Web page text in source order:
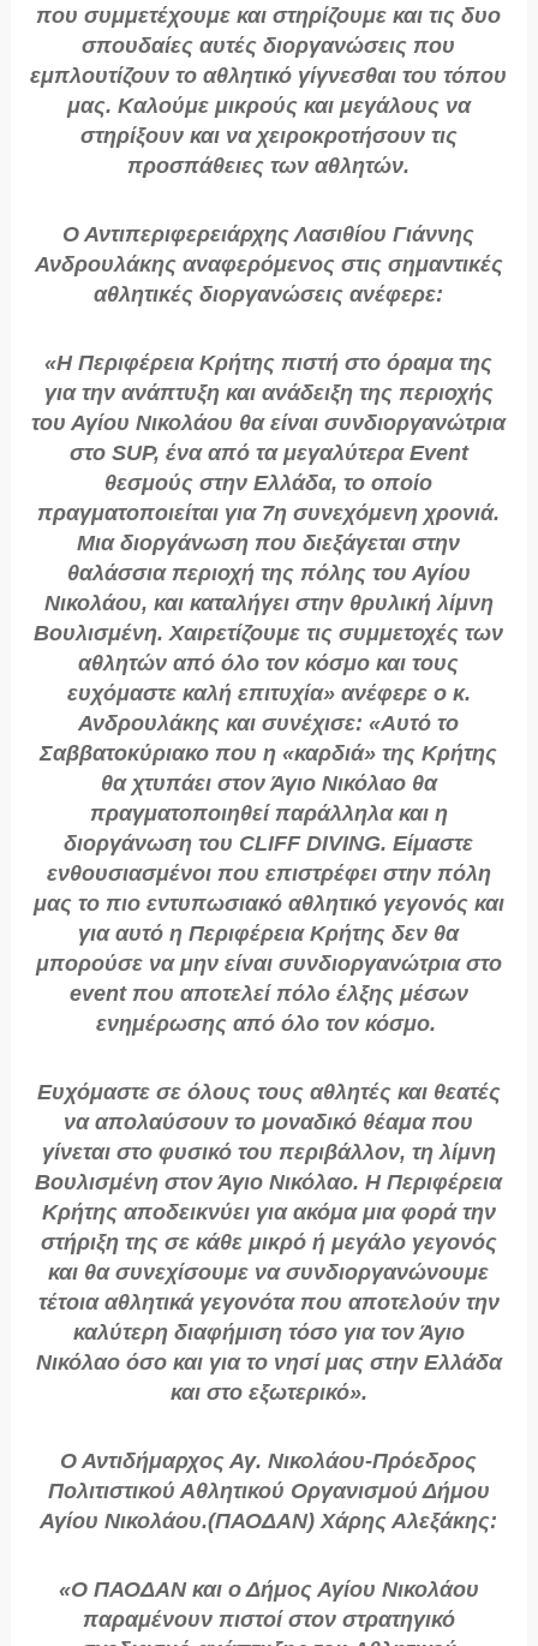
που συμμετέχουμε και στηρίζουμε και τις δυο
σπουδαίες αυτές διοργανώσεις που
εμπλουτίζουν το αθλητικό γίγνεσθαι του τόπου
μας. Καλούμε μικρούς και μεγάλους να
στηρίξουν και να χειροκροτήσουν τις
προσπάθειες των αθλητών.
Ο Αντιπεριφερειάρχης Λασιθίου Γιάννης
Ανδρουλάκης αναφερόμενος στις σημαντικές
αθλητικές διοργανώσεις ανέφερε:
«Η Περιφέρεια Κρήτης πιστή στο όραμα της
για την ανάπτυξη και ανάδειξη της περιοχής
του Αγίου Νικολάου θα είναι συνδιοργανώτρια
στο SUP, ένα από τα μεγαλύτερα Event
θεσμούς στην Ελλάδα, το οποίο
πραγματοποιείται για 7η συνεχόμενη χρονιά.
Μια διοργάνωση που διεξάγεται στην
θαλάσσια περιοχή της πόλης του Αγίου
Νικολάου, και καταλήγει στην θρυλική λίμνη
Βουλισμένη. Χαιρετίζουμε τις συμμετοχές των
αθλητών από όλο τον κόσμο και τους
ευχόμαστε καλή επιτυχία» ανέφερε ο κ.
Ανδρουλάκης και συνέχισε: «Αυτό το
Σαββατοκύριακο που η «καρδιά» της Κρήτης
θα χτυπάει στον Άγιο Νικόλαο θα
πραγματοποιηθεί παράλληλα και η
διοργάνωση του CLIFF DIVING. Είμαστε
ενθουσιασμένοι που επιστρέφει στην πόλη
μας το πιο εντυπωσιακό αθλητικό γεγονός και
για αυτό η Περιφέρεια Κρήτης δεν θα
μπορούσε να μην είναι συνδιοργανώτρια στο
event που αποτελεί πόλο έλξης μέσων
ενημέρωσης από όλο τον κόσμο.
Ευχόμαστε σε όλους τους αθλητές και θεατές
να απολαύσουν το μοναδικό θέαμα που
γίνεται στο φυσικό του περιβάλλον, τη λίμνη
Βουλισμένη στον Άγιο Νικόλαο. Η Περιφέρεια
Κρήτης αποδεικνύει για ακόμα μια φορά την
στήριξη της σε κάθε μικρό ή μεγάλο γεγονός
και θα συνεχίσουμε να συνδιοργανώνουμε
τέτοια αθλητικά γεγονότα που αποτελούν την
καλύτερη διαφήμιση τόσο για τον Άγιο
Νικόλαο όσο και για το νησί μας στην Ελλάδα
και στο εξωτερικό».
Ο Αντιδήμαρχος Αγ. Νικολάου-Πρόεδρος
Πολιτιστικού Αθλητικού Οργανισμού Δήμου
Αγίου Νικολάου.(ΠΑΟΔΑΝ) Χάρης Αλεξάκης:
«Ο ΠΑΟΔΑΝ και ο Δήμος Αγίου Νικολάου
παραμένουν πιστοί στον στρατηγικό